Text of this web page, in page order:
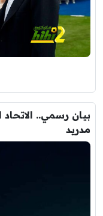
بيان رسمي.. الاتحاد
مدريد